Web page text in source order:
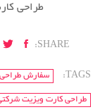
طراحی
SHARE:
TAGS: سفارش
طراحی کارت ویزیت